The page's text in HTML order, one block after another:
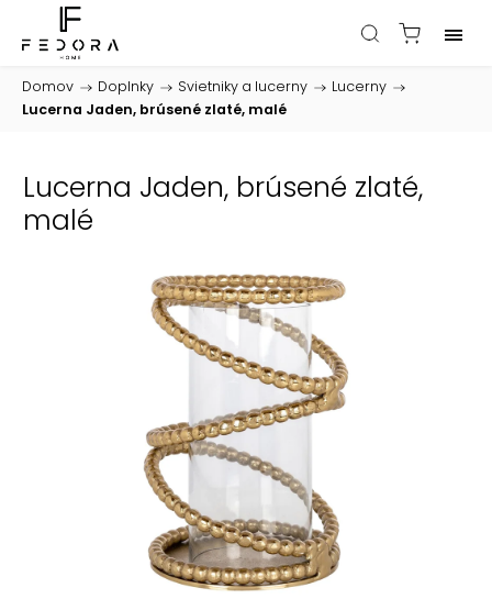
Domov / Doplnky / Svietniky a lucerny / Lucerny /
Lucerna Jaden, brúsené zlaté, malé
Lucerna Jaden, brúsené zlaté,
malé